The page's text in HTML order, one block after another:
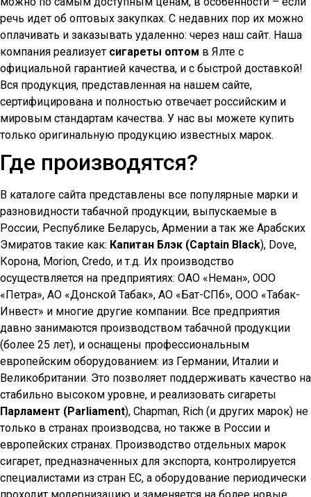
речь идет об оптовых закупках. С недавних пор их можно
оплачивать и заказывать удаленно: через наш сайт. Наша
компания реализует сигареты оптом в Ялте с
официальной гарантией качества, и с быстрой доставкой!
Вся продукция, представленная на нашем сайте,
сертифицирована и полностью отвечает российским и
мировым стандартам качества. У нас вы можете купить
только оригинальную продукцию известных марок.
Где производятся?
В каталоге сайта представлены все популярные марки и
разновидности табачной продукции, выпускаемые в
России, Республике Беларусь, Армении а так же Арабских
Эмиратов такие как: Капитан Блэк (Captain Black), Dove,
Корона, Morion, Credo, и т.д. Их производство
осуществляется на предприятиях: ОАО «Неман», ООО
«Петра», АО «Донской Табак», АО «Бат-СПб», ООО «Табак-
Инвест» и многие другие компании. Все предприятия
давно занимаются производством табачной продукции
(более 25 лет), и оснащены профессиональным
европейским оборудованием: из Германии, Италии и
Великобритании. Это позволяет поддерживать качество на
стабильно высоком уровне, и реализовать сигареты
Парламент (Parliament), Chapman, Rich (и других марок) не
только в странах производсва, но также в России и
европейских странах. Производство отдельных марок
сигарет, предназначенных для экспорта, контролируется
специалистами из стран ЕС, а оборудование периодически